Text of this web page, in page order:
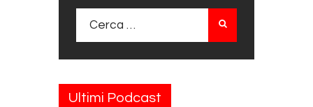
Ultimi Podcast